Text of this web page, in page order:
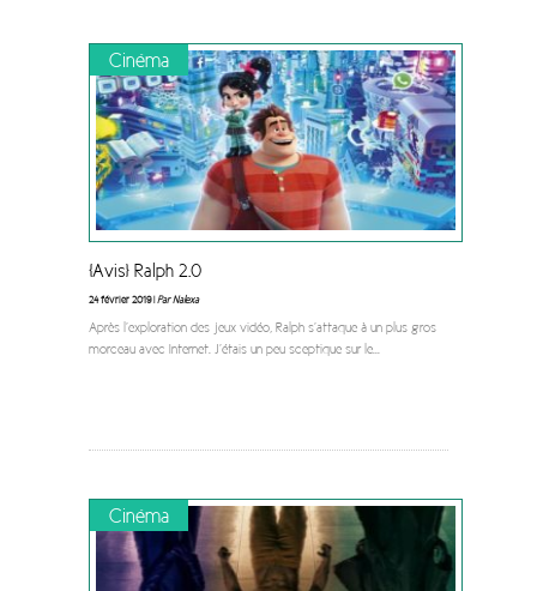
Cinéma
[Avis] Ralph 2.0
24 février 2019 |Par Nalexa
Après l’exploration des jeux vidéo, Ralph s’attaque à un plus gros
morceau avec Internet. J’étais un peu sceptique sur le...
Cinéma